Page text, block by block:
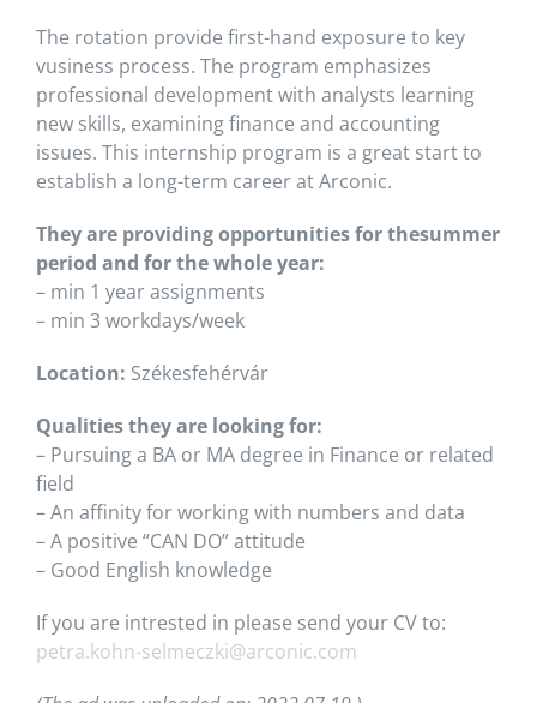
The rotation provide first-hand exposure to key
vusiness process. The program emphasizes
professional development with analysts learning
new skills, examining finance and accounting
issues. This internship program is a great start to
establish a long-term career at Arconic.
They are providing opportunities for thesummer
period and for the whole year:
– min 1 year assignments
– min 3 workdays/week
Location: Székesfehérvár
Qualities they are looking for:
– Pursuing a BA or MA degree in Finance or related
field
– An affinity for working with numbers and data
– A positive “CAN DO” attitude
– Good English knowledge
If you are intrested in please send your CV to:
petra.kohn-selmeczki@arconic.com